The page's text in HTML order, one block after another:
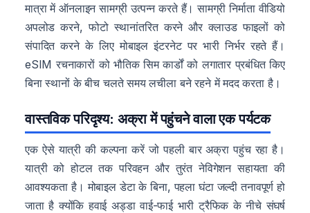
मात्रा में ऑनलाइन सामग्री उत्पन्न करते हैं। सामग्री निर्माता वीडियो
अपलोड करने, फोटो स्थानांतरित करने और क्लाउड फाइलों को
संपादित करने के लिए मोबाइल इंटरनेट पर भारी निर्भर रहते हैं।
eSIM रचनाकारों को भौतिक सिम कार्डों को लगातार प्रबंधित किए
बिना स्थानों के बीच चलते समय लचीला बने रहने में मदद करता है।
वास्तविक परिदृश्य: अक्रा में पहुंचने वाला एक पर्यटक
एक ऐसे यात्री की कल्पना करें जो पहली बार अक्रा पहुंच रहा है।
यात्री को होटल तक परिवहन और तुरंत नेविगेशन सहायता की
आवश्यकता है। मोबाइल डेटा के बिना, पहला घंटा जल्दी तनावपूर्ण हो
जाता है क्योंकि हवाई अड्डा वाई-फाई भारी ट्रैफिक के नीचे संघर्ष